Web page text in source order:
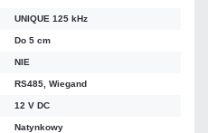
UNIQUE 125 kHz
Do 5 cm
NIE
RS485, Wiegand
12 V DC
Natynkowy